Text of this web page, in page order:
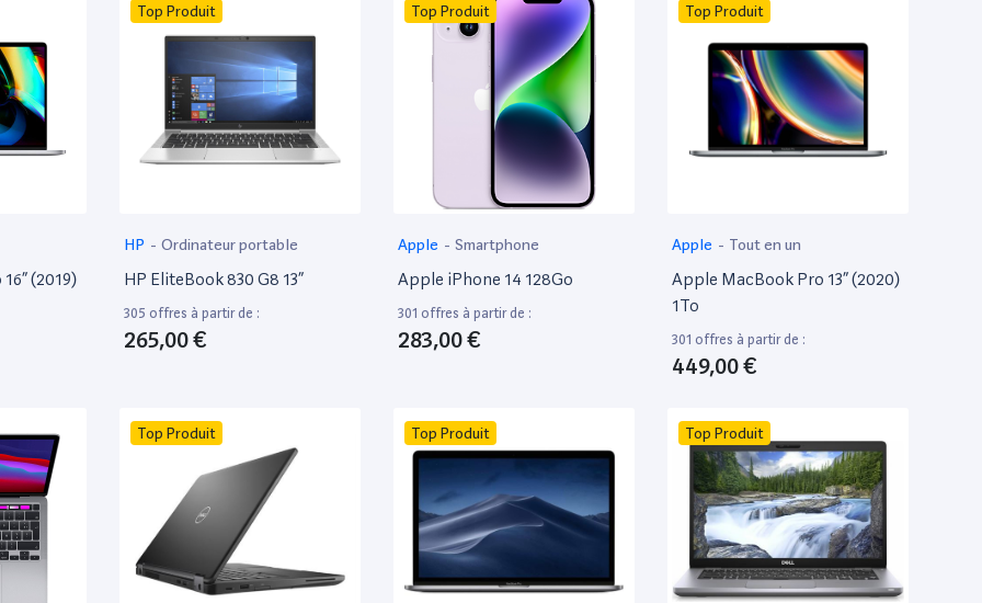
(2019)
Top Produit
HP - Ordinateur portable
HP EliteBook 830 G8 13”
305 offres à partir de :
265,00 €
Top Produit
Apple - Smartphone
Apple iPhone 14 128Go
301 offres à partir de :
283,00 €
Top Produit
Apple - Tout en un
Apple MacBook Pro 13” (2020)
1To
301 offres à partir de :
449,00 €
Top Produit Top Produit Top Produit